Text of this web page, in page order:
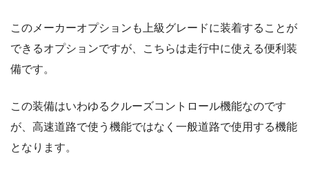
このメーカーオプションも上級グレードに装着することが
できるオプションですが、こちらは走行中に使える便利装
備です。
この装備はいわゆるクルーズコントロール機能なのです
が、高速道路で使う機能ではなく一般道路で使用する機能
となります。